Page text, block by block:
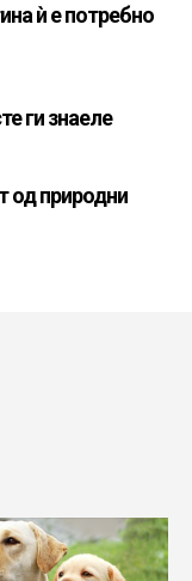
ѝ е потребно
ги знаеле
од природни